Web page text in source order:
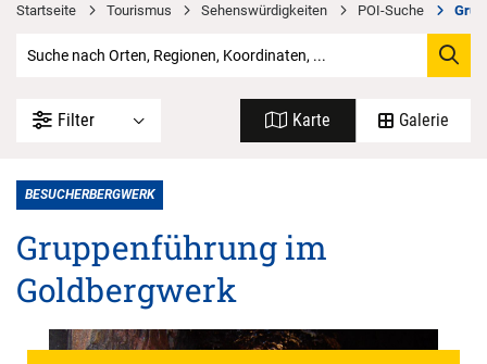
Startseite Tourismus Sehenswürdigkeiten POI-Suche
Filter Karte Galerie
BESUCHERBERGWERK
Gruppenführung im
Goldbergwerk